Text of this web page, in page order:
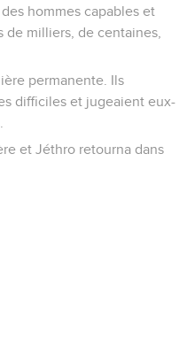
hommes capables et
milliers, de centaines,
permanente. Ils
difficiles et jugeaient eux-
et Jéthro retourna dans